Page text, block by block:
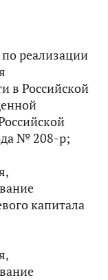
реализации
в Российской
№ 208-р;
капитала